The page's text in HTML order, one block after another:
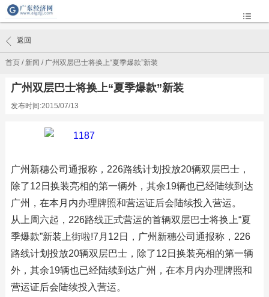
首页/ 新闻 / 广州双层巴士将换上“夏季爆款”新装
返回
广州双层巴士将换上“夏季爆款”新装
发布时间:2015/07/13
广州新穗公司通报称，226路线计划投放20辆双层巴士，
除了12日换装亮相的第一辆外，其余19辆也已经陆续到达
广州，在本月内办理牌照和营运证后会陆续投入营运。
从上周六起，226路线正式营运的首辆双层巴士将换上“夏
季爆款”新装上街啦!7月12日，广州新穗公司通报称，226
路线计划投放20辆双层巴士，除了12日换装亮相的第一辆
外，其余19辆也已经陆续到达广州，在本月内办理牌照和
营运证后会陆续投入营运。